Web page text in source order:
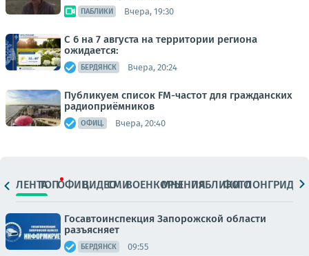
ПАБЛИКИ Вчера, 19:30
С 6 на 7 августа на территории региона
ожидается:
БЕРДЯНСК Вчера, 20:24
Публикуем список FM-частот для гражданских
радиоприёмников
ОФИЦ. Вчера, 20:40
ЛЕНТАТОПОФИЦ.ВИДЕОСМИВОЕНКОРЫМНЕНИЯПАБЛИКИ
ФОТОЛОНГРИДЫ
Госавтоинспекция Запорожской области
разъясняет
БЕРДЯНСК 09:55